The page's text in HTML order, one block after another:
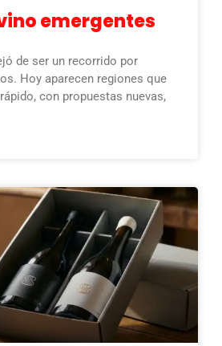
emergentes
de ser un recorrido por
Hoy aparecen regiones que
con propuestas nuevas,